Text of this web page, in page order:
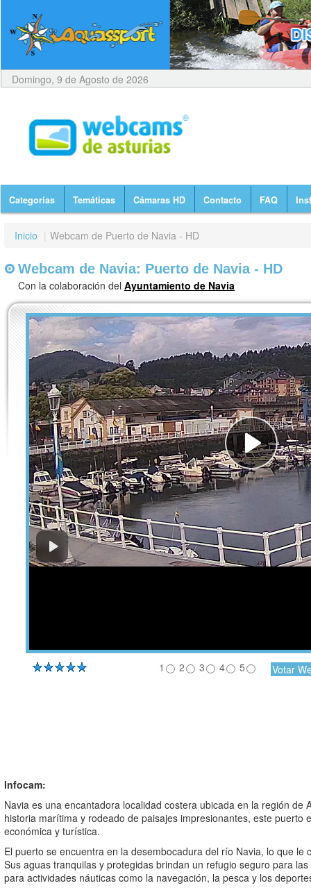
Domingo, 9 de Agosto de 2026
Categorías Temáticas Cámaras HD Contacto FAQ
Inicio | Webcam de Puerto de Navia - HD
Webcam de Navia: Puerto de Navia - HD
Con la colaboración del Ayuntamiento de Navia
1 2 3 4 5
Infocam:
Navia es una encantadora localidad costera ubicada en la región de
historia marítima y rodeado de paisajes impresionantes, este puerto
económica y turística.
El puerto se encuentra en la desembocadura del río Navia, lo que le
Sus aguas tranquilas y protegidas brindan un refugio seguro para
para actividades náuticas como la navegación, la pesca y los